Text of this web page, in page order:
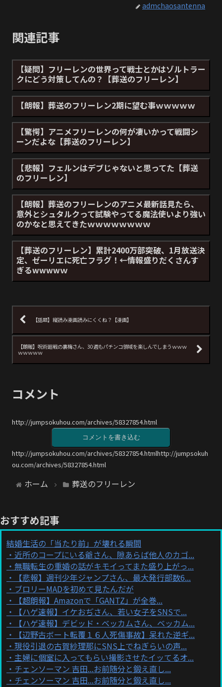
admchaosantenna
関連記事
【疑問】フリーレンの世界って戦士とかはゾルトラー
クにどう対策してんの？【葬送のフリーレン】
【朗報】葬送のフリーレン2期に望む事ｗｗｗｗｗ
【驚愕】アニメフリーレンの何が凄いかって戦闘シ
ーンだよな【葬送のフリーレン】
【悲報】フェルンはデブじゃないと思ってた【葬送
のフリーレン】
【朗報】葬送のフリーレンのアニメ最新話見たら、
意外とシュタルクって試験やってる魔法使いより強い
のかなと思えてきたｗｗｗｗｗｗｗｗ
【葬送のフリーレン】累計2400万部突破、1月放送決
定、ゼーリエに死亡フラグ！←情報盛りだくさんす
ぎるwwwwｗ
【話題】縦読み漫画読みにくくね？【漫画】
【朗報】呪術廻戦の裏梅さん、30週もパチンコ領域を楽しんでしまうｗｗｗ
ｗｗｗｗｗ
コメント
http://jumpsokuhou.com/archives/58327854.html
コメントを書き込む
http://jumpsokuhou.com/archives/58327854.htmlhttp://jumpsokuh
ou.com/archives/58327854.html
ホーム 葬送のフリーレン
おすすめ記事
結婚生活の「当たり前」が壊れる瞬間
近所のコープにいる爺さん、隙あらば他人のカゴ...
無職転生の重婚の話がキモイってまた盛り上がっ...
【悲報】週刊少年ジャンプさん、最大発行部数6...
ブロリーMADを初めて見たんだが
【超朗報】Amazonで「GANTZ」が全巻...
【ハゲ速報】イケおぢさん、若い女子をSNSで...
【ハゲ速報】デビッド・ベッカムさん、ベッカム...
【辺野古ボート転覆１６人死傷事故】呆れた逆ギ...
現役引退の古賀紗理那にSNS上でねぎらいの声...
主婦に個室に入ってもらい撮影させたイッてるオ...
チェンソーマン 吉田...お前随分と鍛え直し...
チェンソーマン 吉田...お前随分と鍛え直し...